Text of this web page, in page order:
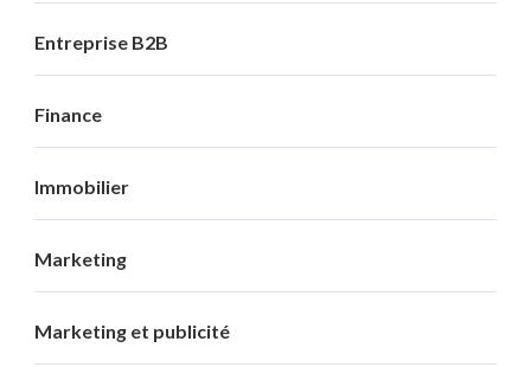
Entreprise B2B
Finance
Immobilier
Marketing
Marketing et publicité